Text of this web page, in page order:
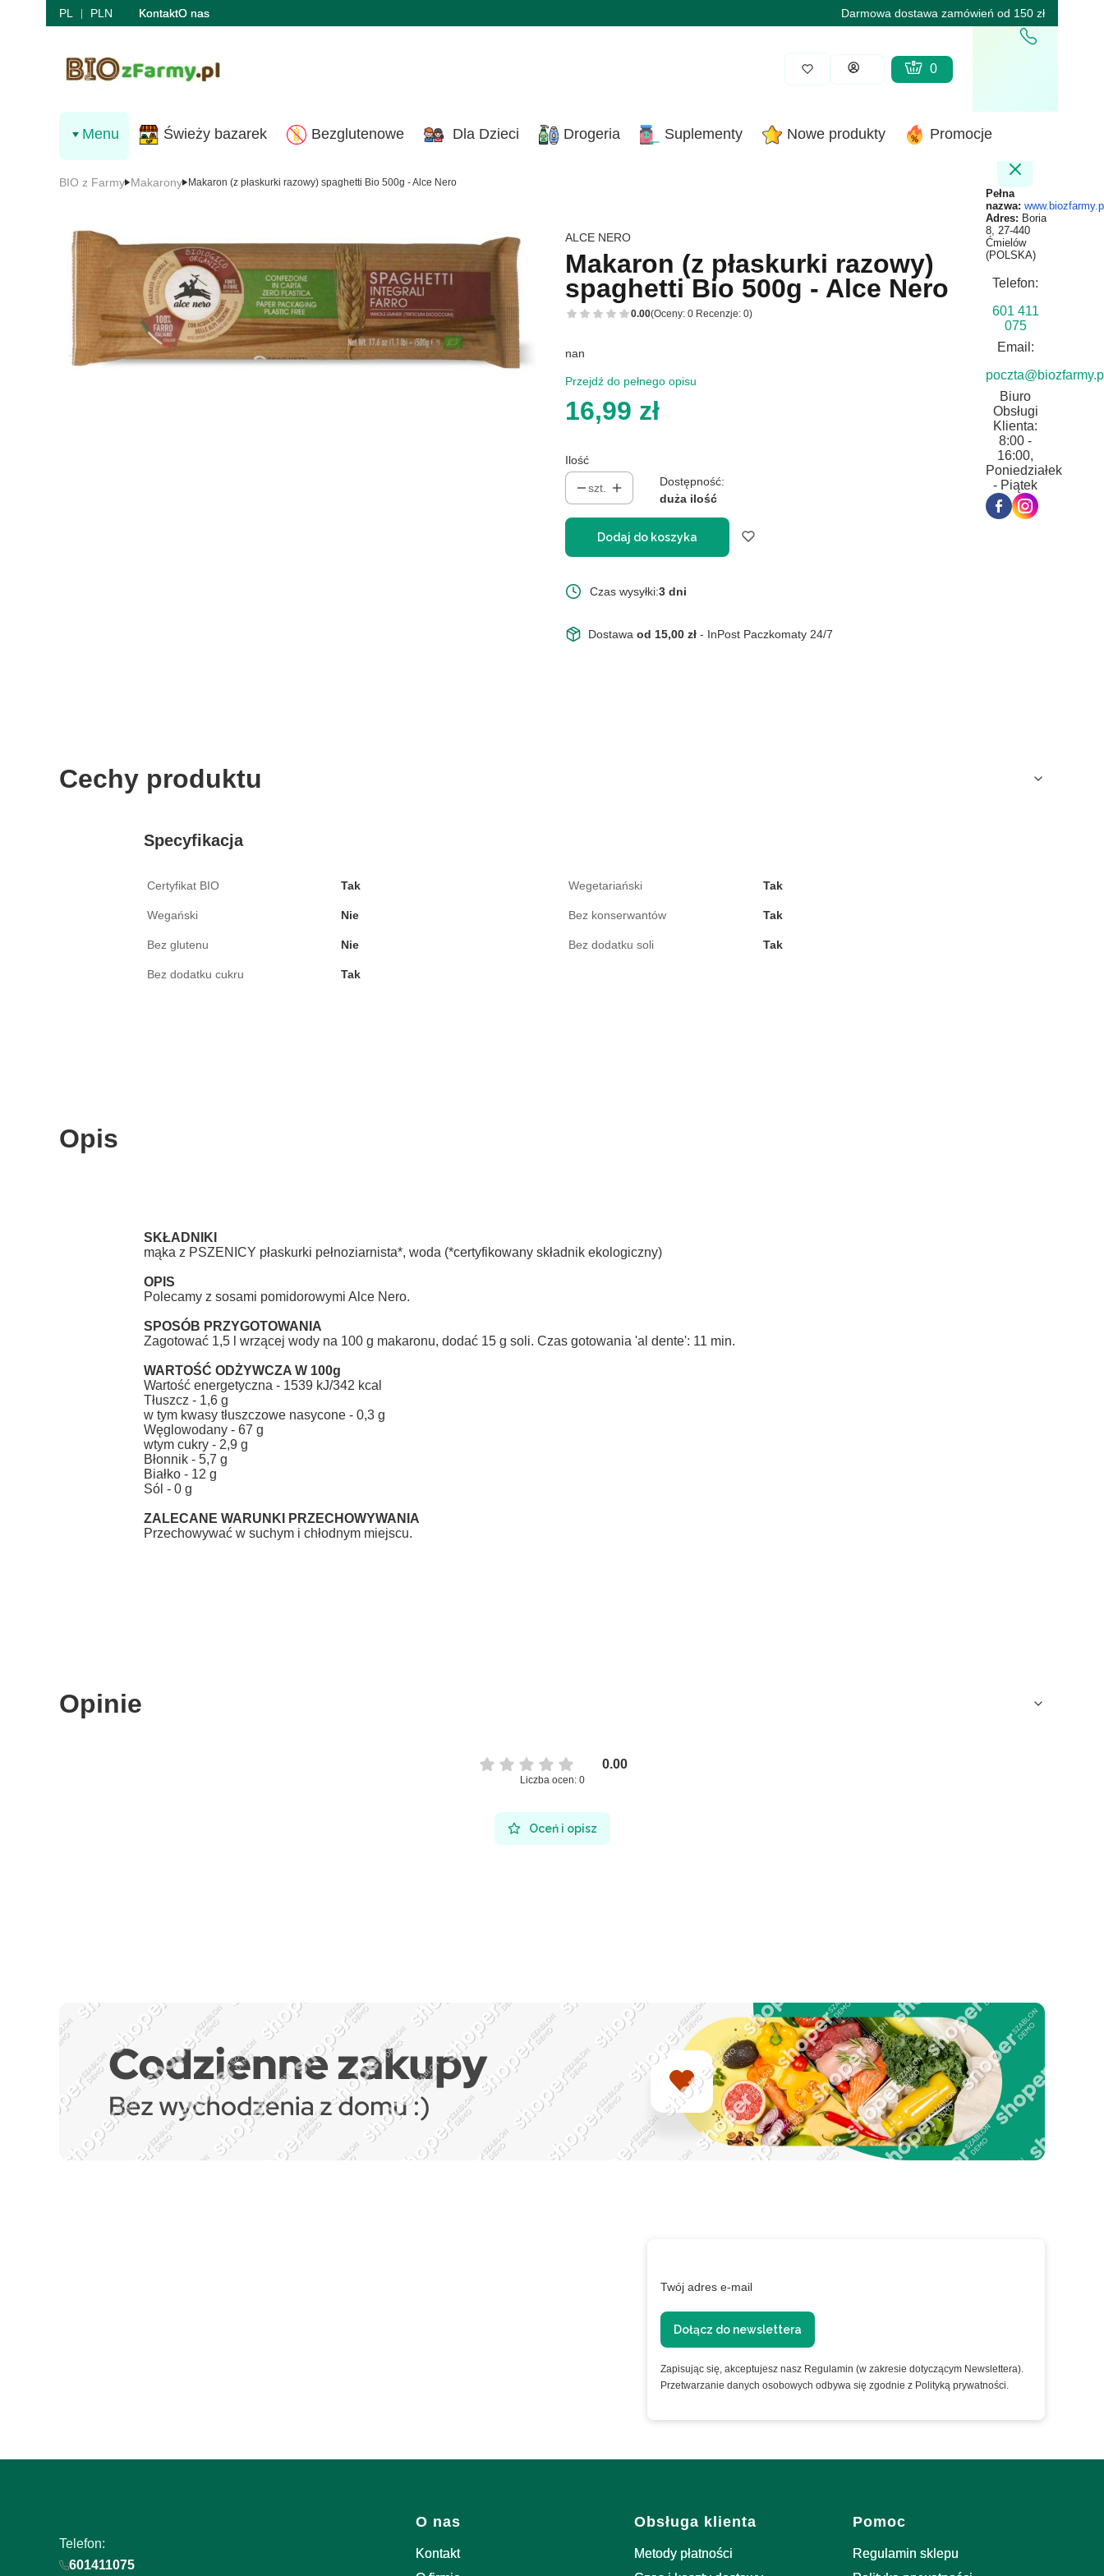
PL PLN KontaktO nas Darmowa dostawa zamówień od 150 zł
Zaloguj się
Produkty w koszyku: 0. Zobacz
Koszyk
Pełna
nazwa:
Adres: Boria
8, 27-440
Ćmielów
(POLSKA)
Telefon:
601 411
075
Email:
Biuro
Obsługi
Klienta:
8:00 -
16:00,
Poniedziałek
- Piątek
Menu Świeży bazarek Bezglutenowe Dla Dzieci Drogeria Suplementy Nowe produkty Promocje
BIO z Farmy Makarony Makaron (z płaskurki razowy) spaghetti Bio 500g - Alce Nero
ALCE NERO
Makaron (z płaskurki razowy)
spaghetti Bio 500g - Alce Nero
0.00(Oceny: 0 Recenzje: 0)
nan
Przejdź do pełnego opisu
Cena
16,99 zł
Ilość
szt.
Dostępność:
duża ilość
Dodaj do koszyka
Czas wysyłki:3 dni
Dostawa od 15,00 zł - InPost Paczkomaty 24/7
Cechy produktu
Specyfikacja
Certyfikat BIO Tak Wegetariański Tak
Wegański Nie Bez konserwantów Tak
Bez glutenu Nie Bez dodatku soli Tak
Bez dodatku cukru Tak
Opis
SKŁADNIKI
mąka z PSZENICY płaskurki pełnoziarnista*, woda (*certyfikowany składnik ekologiczny)
OPIS
Polecamy z sosami pomidorowymi Alce Nero.
SPOSÓB PRZYGOTOWANIA
Zagotować 1,5 l wrzącej wody na 100 g makaronu, dodać 15 g soli. Czas gotowania 'al dente': 11 min.
WARTOŚĆ ODŻYWCZA W 100g
Wartość energetyczna - 1539 kJ/342 kcal
Tłuszcz - 1,6 g
w tym kwasy tłuszczowe nasycone - 0,3 g
Węglowodany - 67 g
wtym cukry - 2,9 g
Błonnik - 5,7 g
Białko - 12 g
Sól - 0 g
ZALECANE WARUNKI PRZECHOWYWANIA
Przechowywać w suchym i chłodnym miejscu.
Opinie
0.00
Liczba ocen: 0
Oceń i opisz
Twój adres e-mail
Dołącz do newslettera
Zapisując się, akceptujesz nasz Regulamin (w zakresie dotyczącym Newslettera).
Przetwarzanie danych osobowych odbywa się zgodnie z Polityką prywatności.
Telefon:
601411075
Linki w stopce
O nas
Kontakt
Obsługa klienta
Metody płatności
Pomoc
Regulamin sklepu